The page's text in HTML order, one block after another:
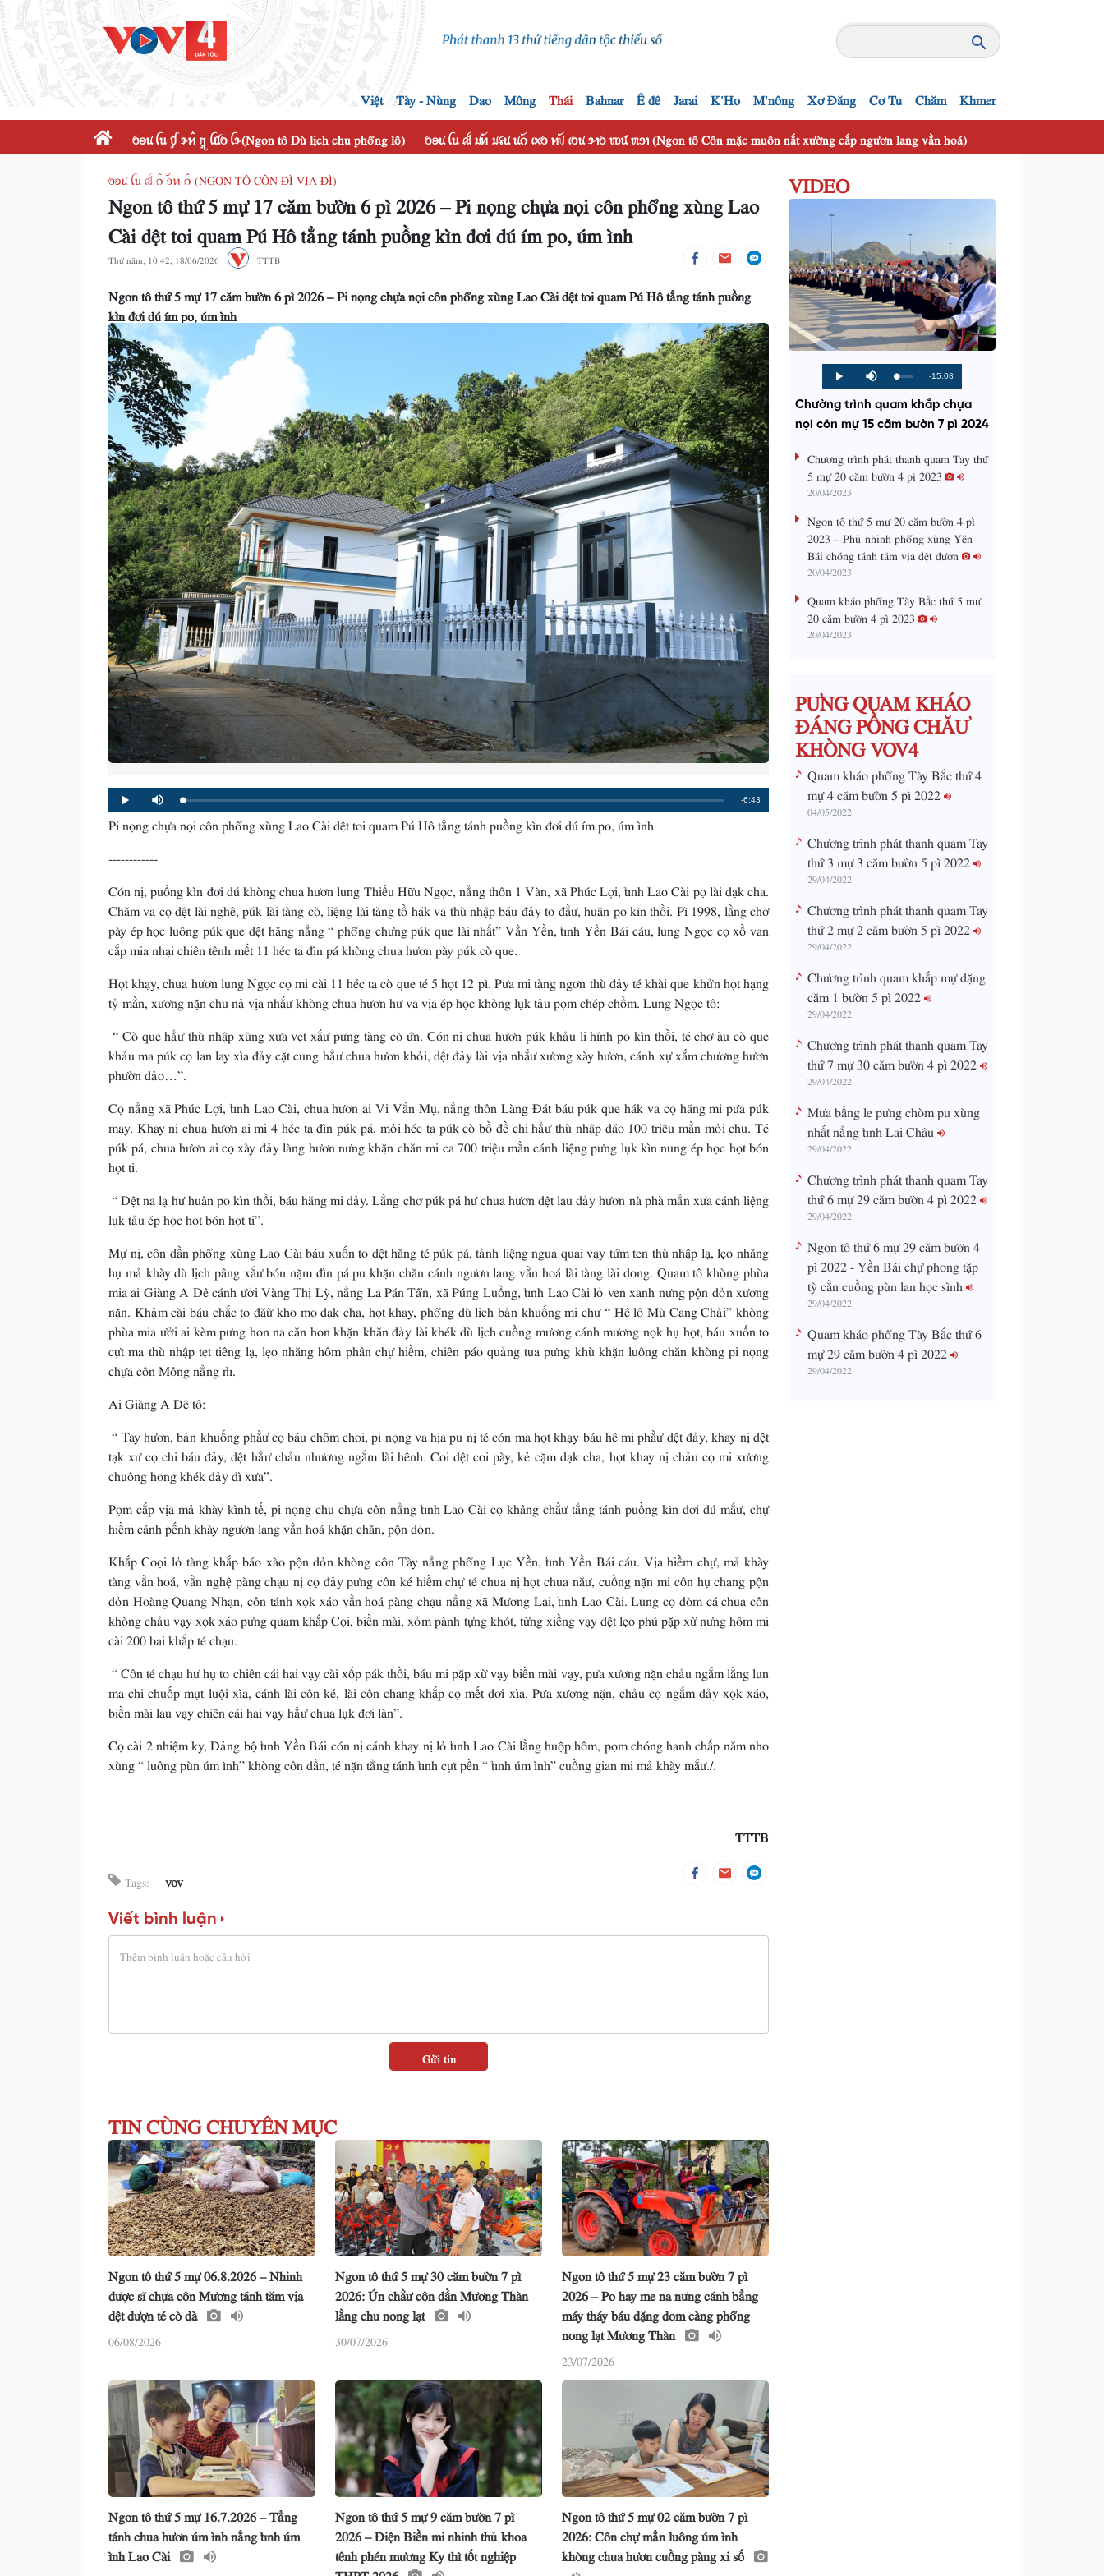
Việt Tày - Nùng Dao Mông Thái Bahnar Ê đê Jarai K'Ho M'nông Xơ Đăng Cơ Tu Chăm Khmer
ꪉꪮꪙ ꪶꪕ ꪤꪴ ꪩꪀꪲ ꪋꪴ ꪶꪠꪉ ꪶꪩ(Ngon tô Dù lịch chu phổng lô) ꪉꪮꪙ ꪶꪕ ꫛ ꪣꪀꪰ ꪣꪺꪙ ꪙꪒꪰ ꪹꪎꪉ ꪀꪚꪰ ꪹꪉꪙ ꪩꪱꪉ ꪪꪽ ꪬꪫꪱ (Ngon tô Côn mặc muôn nắt xường cắp ngươn lang vằn hoá)
ꪉꪮꪙ ꪶꪕ ꫛ ꪒꪲ ꪫꪸꪀ ꪒꪲ (NGON TÔ CÔN ĐÌ VỊA ĐÌ)
Ngon tô thứ 5 mự 17 căm bườn 6 pì 2026 – Pi nọng chựa nọi côn phổng xùng Lao
Cài dệt toi quam Pú Hô tẳng tánh puồng kìn đơi dú ím po, úm ình
Thứ năm, 10:42, 18/06/2026 TTTB
Ngon tô thứ 5 mự 17 căm bườn 6 pì 2026 – Pi nọng chựa nọi côn phổng xùng Lao Cài dệt toi quam Pú Hô tẳng tánh puồng
kìn đơi dú ím po, úm ình
Play Mute Loaded:
0%
Progress:
0%
Remaining
-6:43
Pi nọng chựa nọi côn phổng xùng Lao Cài dệt toi quam Pú Hô tẳng tánh puồng kìn đơi dú ím po, úm ình
------------
Cón nị, puồng kìn đơi dú khòng chua hươn lung Thiều Hữu Ngọc, nẳng thôn 1 Vàn, xã Phúc Lợi, tỉnh Lao Cài pọ lài dạk cha.
Chăm va cọ dệt lài nghê, púk lài tàng cò, liệng lài tàng tồ hák va thù nhập báu đảy to đằư, huân po kìn thồi. Pì 1998, lằng chơ
pày ép học luông púk que dệt hăng nẳng “ phổng chưng púk que lài nhất” Vằn Yền, tỉnh Yền Bái cáu, lung Ngọc cọ xồ van
cắp mia nhại chiên tênh mết 11 héc ta đìn pá khòng chua hươn pày púk cò que.
Họt khạy, chua hươn lung Ngọc cọ mi cài 11 héc ta cò que té 5 họt 12 pì. Pưa mi tàng ngơn thù đảy té khài que khửn họt hạng
tỷ mằn, xương nặn chu nả vịa nhắư khòng chua hươn hư va vịa ép học khòng lụk tảu pọm chép chồm. Lung Ngọc tô:
“ Cò que hẳư thù nhập xùng xưa vẹt xắư pưng tàng cò ứn. Cón nị chua hươn púk khảu li hính po kìn thồi, té chơ àu cò que
khảu ma púk cọ lan lay xìa đảy cặt cung hẳư chua hươn khỏi, dệt đảy lài vịa nhắư xương xày hươn, cánh xự xắm chương hươn
phườn dảo…”.
Cọ nẳng xã Phúc Lợi, tỉnh Lao Cài, chua hươn ai Vi Vằn Mụ, nẳng thôn Làng Đát báu púk que hák va cọ hăng mi pưa púk
mạy. Khay nị chua hươn ai mi 4 héc ta đìn púk pá, mỏi héc ta púk cò bồ đề chi hẳư thù nhập dáo 100 triệu mằn mỏi chu. Té
púk pá, chua hươn ai cọ xày đảy làng hươn nưng khặn chăn mi ca 700 triệu mằn cánh liệng pưng lụk kìn nung ép học họt bón
họt ti.
“ Dệt na lạ hư huân po kìn thồi, báu hăng mi đảy. Lằng chơ púk pá hư chua hươn dệt lau đảy hươn nà phà mẳn xưa cánh liệng
lụk tảu ép học họt bón họt ti”.
Mự nị, côn dần phổng xùng Lao Cài báu xuốn to dệt hăng té púk pá, tảnh liệng ngua quai vạy tứm ten thù nhập lạ, lẹo nhăng
hụ mả khày dù lịch pâng xắư bón nặm đìn pá pu khặn chăn cánh ngươn lang vằn hoá lài tàng lài dong. Quam tô khòng phùa
mia ai Giàng A Dê cánh ưởi Vàng Thị Lỳ, nẳng La Pán Tẩn, xã Púng Luồng, tỉnh Lao Cài lỏ ven xanh nưng pộn dỏn xương
nặn. Khảm cài báu chắc to đăừ kho mo dạk cha, họt khạy, phổng dù lịch bản khuống mi chư “ Hê lô Mù Cang Chải” khòng
phùa mia ưởi ai kèm pưng hon na căn hon khặn khăn đảy lài khék dù lịch cuồng mương cánh mương nọk hụ họt, báu xuốn to
cựt ma thù nhập tẹt tiêng lạ, lẹo nhăng hôm phân chự hiềm, chiên páo quảng tua pưng khù khặn luông chăn khòng pi nọng
chựa côn Mông nẳng nỉ.
Ai Giàng A Dê tô:
“ Tay hươn, bản khuống phằư cọ báu chôm choi, pi nọng va hịa pu nị té cón ma họt khạy báu hê mi phằư dệt đảy, khay nị dệt
tạk xư cọ chi báu đảy, dệt hẳư chảu nhương ngắm lài hênh. Coi dệt coi pày, kẻ cặm dạk cha, họt khay nị chảu cọ mi xương
chuông hong khék đảy đì xưa”.
Pọm cắp vịa mả khày kình tế, pi nọng chu chựa côn nẳng tỉnh Lao Cài cọ khâng chằư tẳng tánh puồng kìn đơi dú mắư, chự
hiềm cánh pếnh khày ngươn lang vằn hoá khặn chăn, pộn dỏn.
Khắp Coọi lỏ tàng khắp báo xào pộn dỏn khòng côn Tày nẳng phổng Lục Yền, tỉnh Yền Bái cáu. Vịa hiềm chự, mả khày
tàng vằn hoá, vằn nghệ pàng chạu nị cọ đảy pưng côn ké hiềm chự té chua nị họt chua năư, cuồng nặn mi côn hụ chang pộn
dỏn Hoàng Quang Nhạn, côn tánh xọk xáo vằn hoá pàng chạu nẳng xã Mương Lai, tỉnh Lao Cài. Lung cọ dòm cá chua côn
khòng chảu vạy xọk xáo pưng quam khắp Cọi, biền mài, xỏm pành tựng khót, từng xiềng vạy dệt lẹo phú pặp xừ nưng hôm mi
cài 200 bai khắp té chạu.
“ Côn té chạu hư hụ to chiên cái hai vạy cài xốp pák thồi, báu mi pặp xừ vạy biền mài vạy, pưa xương nặn chảu ngắm lằng lun
ma chi chuốp mụt luội xìa, cánh lài côn ké, lài côn chang khắp cọ mết đơi xìa. Pưa xương nặn, chảu cọ ngắm đảy xọk xáo,
biền mài lau vạy chiên cái hai vạy hẳư chua lụk đơi làn”.
Cọ cài 2 nhiệm ky, Đảng bộ tỉnh Yền Bái cón nị cánh khay nị lỏ tỉnh Lao Cài lằng huộp hôm, pọm chóng hanh chấp năm nho
xùng “ luông pùn úm ình” khòng côn dần, té nặn tẳng tánh tỉnh cựt pền “ tỉnh úm ình” cuồng gian mi mả khày mắư./.
TTTB
Tags: vov
Viết bình luận
TIN CÙNG CHUYÊN MỤC
Ngon tô thứ 5 mự 06.8.2026 – Nhinh
dược sĩ chựa côn Mương tánh tăm vịa
dệt dượn té cò dà
06/08/2026
Ngon tô thứ 5 mự 30 căm bườn 7 pì
2026: Ún chằư côn dần Mương Thàn
lằng chu nong lạt
30/07/2026
Ngon tô thứ 5 mự 23 căm bườn 7 pì
2026 – Po hay me na nưng cánh bẳng
máy tháy báu dặng dom càng phổng
nong lạt Mương Thàn
23/07/2026
Ngon tô thứ 5 mự 16.7.2026 – Tẳng
tánh chua hươn úm ình nẳng tỉnh úm
ình Lao Cài
Ngon tô thứ 5 mự 9 căm bườn 7 pì
2026 – Điện Biền mi nhinh thủ khoa
tênh phén mương Ky thì tốt nghiệp
Ngon tô thứ 5 mự 02 căm bườn 7 pì
2026: Côn chự mẳn luông úm ình
khòng chua hươn cuồng pàng xi số
VIDEO
P
l
y
M
u
e
L
o
d
d
:
P
r
g
e
s
%
R
e
m
i
T
i
-15:08
Chường trình quam khắp chựa
nọi côn mự 15 căm bườn 7 pì 2024
Chương trình phát thanh quam Tay thứ
5 mự 20 căm bườn 4 pì 2023
20/04/2023
Ngon tô thứ 5 mự 20 căm bườn 4 pì
2023 – Phủ nhinh phổng xùng Yên
Bái chóng tánh tăm vịa dệt dượn
20/04/2023
Quam kháo phổng Tày Bắc thứ 5 mự
20 căm bườn 4 pì 2023
20/04/2023
PƯNG QUAM KHÁO
ĐÁNG PỒNG CHĂƯ
KHÒNG VOV4
Quam kháo phổng Tày Bắc thứ 4
mự 4 căm bườn 5 pì 2022
04/05/2022
Chương trình phát thanh quam Tay
thứ 3 mự 3 căm bườn 5 pì 2022
29/04/2022
Chương trình phát thanh quam Tay
thứ 2 mự 2 căm bườn 5 pì 2022
29/04/2022
Chương trình quam khắp mự dặng
căm 1 bườn 5 pì 2022
29/04/2022
Chương trình phát thanh quam Tay
thứ 7 mự 30 căm bườn 4 pì 2022
29/04/2022
Mưa bấng le pưng chòm pu xùng
nhất nẳng tỉnh Lai Châu
29/04/2022
Chương trình phát thanh quam Tay
thứ 6 mự 29 căm bườn 4 pì 2022
29/04/2022
Ngon tô thứ 6 mự 29 căm bườn 4
pì 2022 - Yền Bái chự phong tặp
tỳ cằn cuồng pùn lan học sình
29/04/2022
Quam kháo phổng Tày Bắc thứ 6
mự 29 căm bườn 4 pì 2022
29/04/2022